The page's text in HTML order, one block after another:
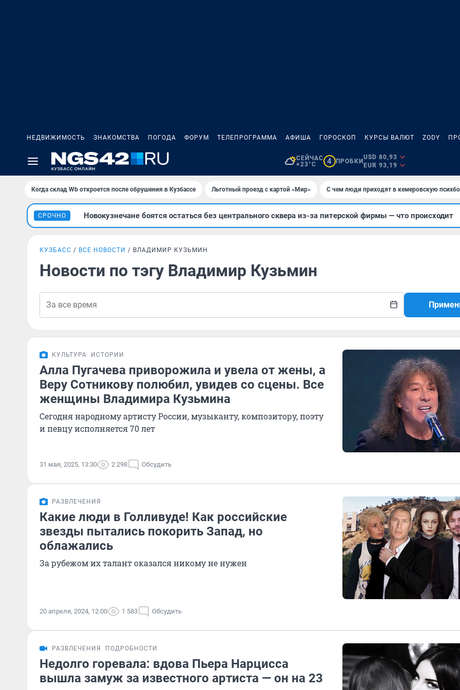
НЕДВИЖИМОСТЬ ЗНАКОМСТВА ПОГОДА ФОРУМ ТЕЛЕПРОГРАММА АФИША ГОРОСКОП КУРСЫ ВАЛЮТ ZODY
СЕЙЧАС
+23°C
4 ПРОБКИ
USD 80,93
EUR 93,19
Когда склад Wb откроется после обрушения в Кузбассе Льготный проезд с картой «Мир» С чем люди приходят в кемеровскую
СРОЧНО Новокузнечане боятся остаться без центрального сквера из-за питерской фирмы — что происходит
КУЗБАСС ВСЕ НОВОСТИ ВЛАДИМИР КУЗЬМИН
Новости по тэгу Владимир Кузьмин
КУЛЬТУРА ИСТОРИИ
Алла Пугачева приворожила и увела от жены, а
Веру Сотникову полюбил, увидев со сцены. Все
женщины Владимира Кузьмина
Сегодня народному артисту России, музыканту, композитору, поэту
и певцу исполняется 70 лет
31 мая, 2025, 13:30 2 298 Обсудить
РАЗВЛЕЧЕНИЯ
Какие люди в Голливуде! Как российские
звезды пытались покорить Запад, но
облажались
За рубежом их талант оказался никому не нужен
20 апреля, 2024, 12:00 1 583 Обсудить
РАЗВЛЕЧЕНИЯ ПОДРОБНОСТИ
Недолго горевала: вдова Пьера Нарцисса
вышла замуж за известного артиста — он на 23